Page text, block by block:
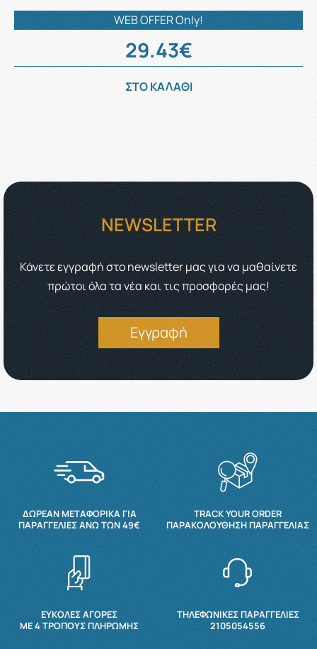
WEB OFFER Only!
29.43€
ΣΤΟ ΚΑΛΑΘΙ
NEWSLETTER
Κάνετε εγγραφή στο newsletter μας για να μαθαίνετε
πρώτοι όλα τα νέα και τις προσφορές μας!
Εγγραφή
ΔΩΡΕΆΝ ΜΕΤΑΦΟΡΙΚΆ ΓΙΑ
ΠΑΡΑΓΓΕΛΊΕΣ ΆΝΩ ΤΩΝ 49€
TRACK YOUR ORDER
ΠΑΡΑΚΟΛΟΎΘΗΣΗ ΠΑΡΑΓΓΕΛΊΑΣ
ΕΥΚΟΛΕΣ ΑΓΟΡΕΣ
ΜΕ 4 ΤΡΌΠΟΥΣ ΠΛΗΡΩΜΉΣ
ΤΗΛΕΦΩΝΙΚΕΣ ΠΑΡΑΓΓΕΛΙΕΣ
2105054556